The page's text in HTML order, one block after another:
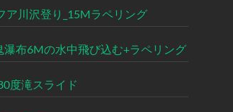
ア川沢登り_15Mラペリング
瀑布6Mの水中飛び込む+ラペリング
度滝スライド